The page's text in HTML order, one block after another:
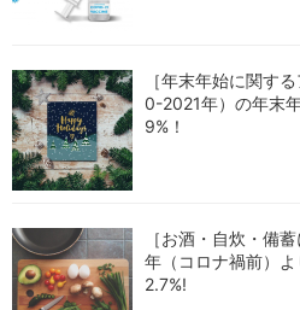
［年末年始に関す
0-2021年）の年末
9%！
［お酒・自炊・備
年（コロナ禍前）
2.7%!